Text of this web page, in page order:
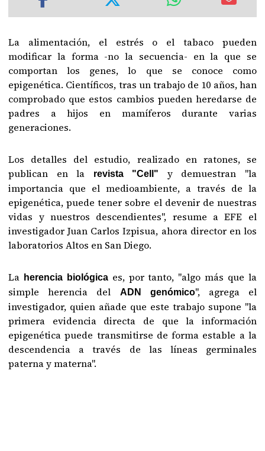
La alimentación, el estrés o el tabaco pueden
modificar la forma -no la secuencia- en la que se
comportan los genes, lo que se conoce como
epigenética. Científicos, tras un trabajo de 10 años, han
comprobado que estos cambios pueden heredarse de
padres a hijos en mamíferos durante varias
generaciones.
Los detalles del estudio, realizado en ratones, se
publican en la
revista "Cell"
y demuestran "la
importancia que el medioambiente, a través de la
epigenética, puede tener sobre el devenir de nuestras
vidas y nuestros descendientes", resume a EFE el
investigador Juan Carlos Izpisua, ahora director en los
laboratorios Altos en San Diego.
La herencia biológicaes, por tanto, "algo más que la
simple herencia del
ADN genómico", agrega el
investigador, quien añade que este trabajo supone "la
primera evidencia directa de que la información
epigenética puede transmitirse de forma estable a la
descendencia a través de las líneas germinales
paterna y materna".